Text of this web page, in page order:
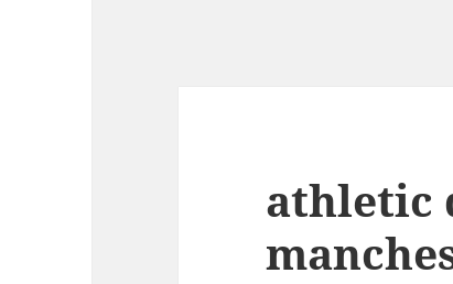
athletic